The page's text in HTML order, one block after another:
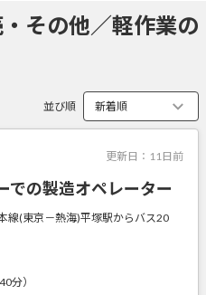
その他／軽作業の
並び順
更新日： 11日前
での製造オペレーター
線(東京－熱海)平塚駅からバス20
分）